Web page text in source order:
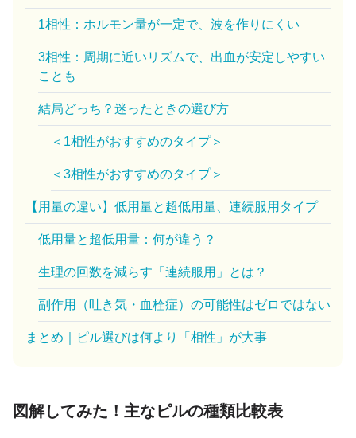
1相性：ホルモン量が一定で、波を作りにくい
3相性：周期に近いリズムで、出血が安定しやすい
ことも
結局どっち？迷ったときの選び方
＜1相性がおすすめのタイプ＞
＜3相性がおすすめのタイプ＞
【用量の違い】低用量と超低用量、連続服用タイプ
低用量と超低用量：何が違う？
生理の回数を減らす「連続服用」とは？
副作用（吐き気・血栓症）の可能性はゼロではない
まとめ｜ピル選びは何より「相性」が大事
図解してみた！主なピルの種類比較表